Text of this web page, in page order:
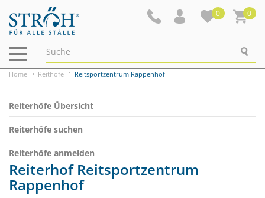
0 0
Navigation
ein-/ausblenden
Home Reithöfe Reitsportzentrum Rappenhof
Reiterhöfe Übersicht
Reiterhöfe suchen
Reiterhöfe anmelden
Reiterhof Reitsportzentrum
Rappenhof